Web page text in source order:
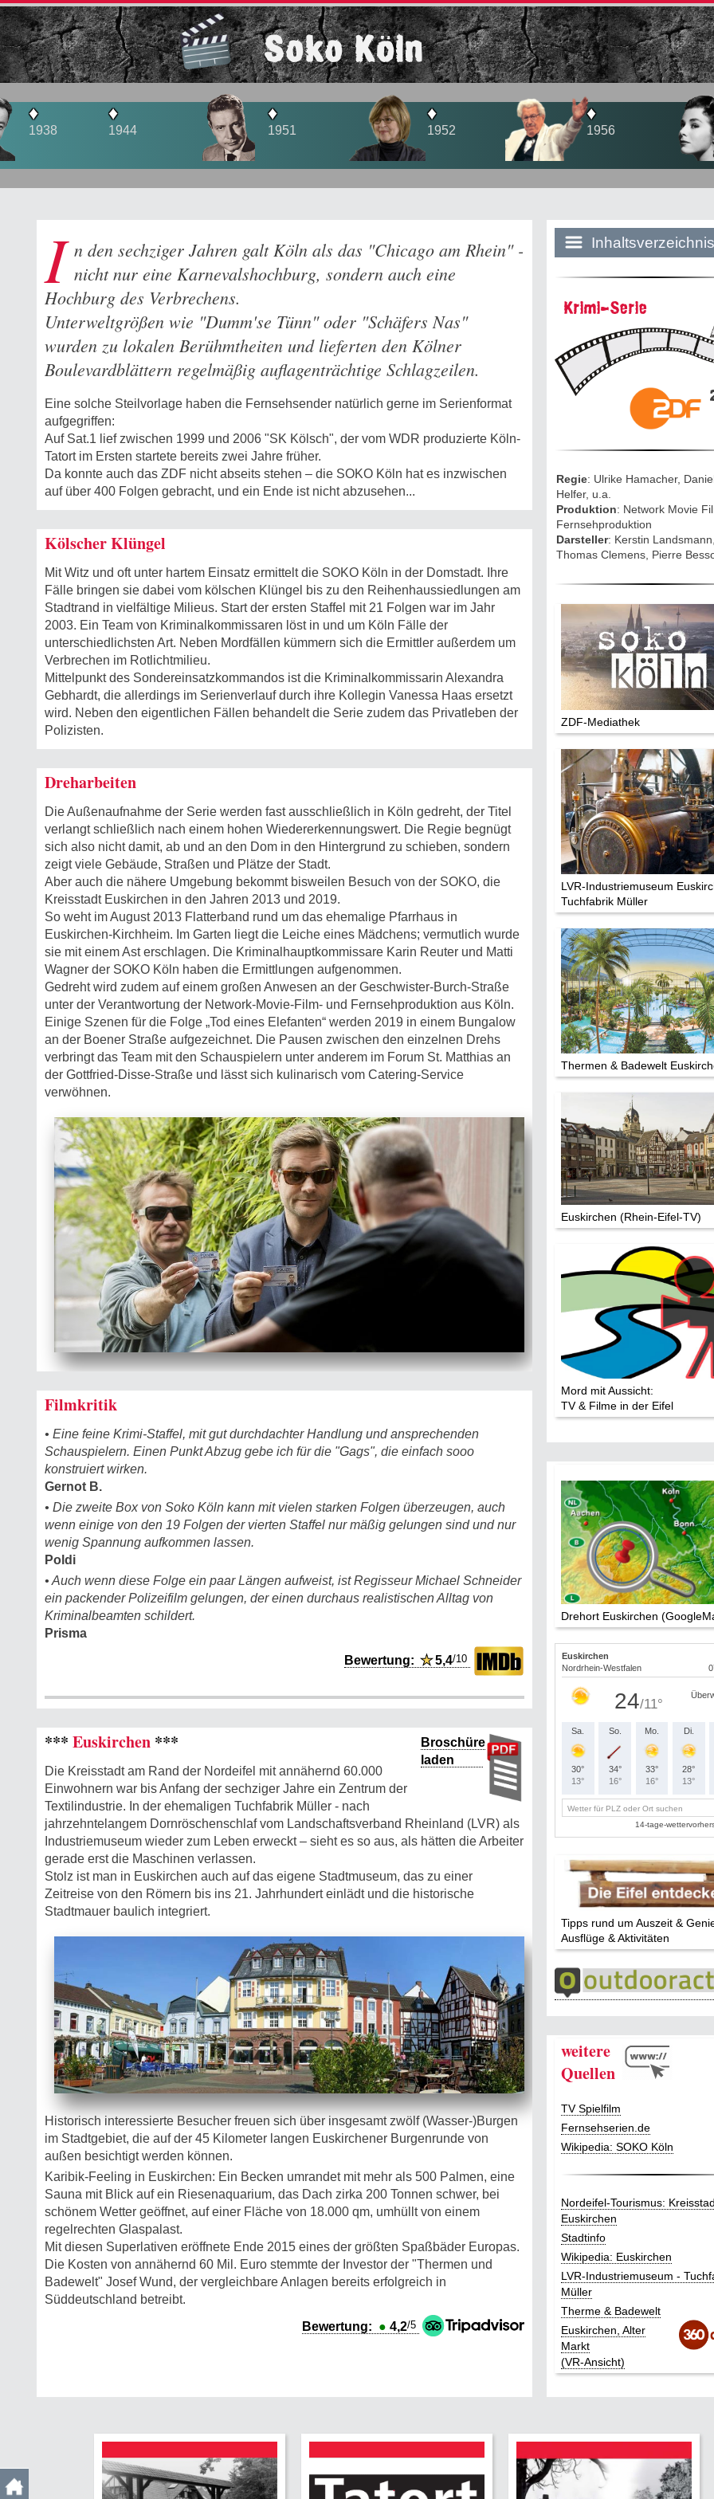
Soko Köln
1944
♦
1951
♦
1952
♦
1956
♦
1958
I n den sechziger Jahren galt Köln als das "Chicago am Rhein" -
nicht nur eine Karnevalshochburg, sondern auch eine
Hochburg des Verbrechens.
Unterweltgrößen wie "Dumm'se Tünn" oder "Schäfers Nas"
wurden zu lokalen Berühmtheiten und lieferten den Kölner
Boulevardblättern regelmäßig auflagenträchtige Schlagzeilen.
Eine solche Steilvorlage haben die Fernsehsender natürlich gerne im Serienformat
aufgegriffen:
Auf Sat.1 lief zwischen 1999 und 2006 "SK Kölsch", der vom WDR produzierte Köln-
Tatort im Ersten startete bereits zwei Jahre früher.
Da konnte auch das ZDF nicht abseits stehen – die SOKO Köln hat es inzwischen
auf über 400 Folgen gebracht, und ein Ende ist nicht abzusehen...
Kölscher Klüngel
Mit Witz und oft unter hartem Einsatz ermittelt die SOKO Köln in der Domstadt. Ihre
Fälle bringen sie dabei vom kölschen Klüngel bis zu den Reihenhaussiedlungen am
Stadtrand in vielfältige Milieus. Start der ersten Staffel mit 21 Folgen war im Jahr
2003. Ein Team von Kriminalkommissaren löst in und um Köln Fälle der
unterschiedlichsten Art. Neben Mordfällen kümmern sich die Ermittler außerdem um
Verbrechen im Rotlichtmilieu.
Mittelpunkt des Sondereinsatzkommandos ist die Kriminalkommissarin Alexandra
Gebhardt, die allerdings im Serienverlauf durch ihre Kollegin Vanessa Haas ersetzt
wird. Neben den eigentlichen Fällen behandelt die Serie zudem das Privatleben der
Polizisten.
Dreharbeiten
Die Außenaufnahme der Serie werden fast ausschließlich in Köln gedreht, der Titel
verlangt schließlich nach einem hohen Wiedererkennungswert. Die Regie begnügt
sich also nicht damit, ab und an den Dom in den Hintergrund zu schieben, sondern
zeigt viele Gebäude, Straßen und Plätze der Stadt.
Aber auch die nähere Umgebung bekommt bisweilen Besuch von der SOKO, die
Kreisstadt Euskirchen in den Jahren 2013 und 2019.
So weht im August 2013 Flatterband rund um das ehemalige Pfarrhaus in
Euskirchen-Kirchheim. Im Garten liegt die Leiche eines Mädchens; vermutlich wurde
sie mit einem Ast erschlagen. Die Kriminalhauptkommissare Karin Reuter und Matti
Wagner der SOKO Köln haben die Ermittlungen aufgenommen.
Gedreht wird zudem auf einem großen Anwesen an der Geschwister-Burch-Straße
unter der Verantwortung der Network-Movie-Film- und Fernsehproduktion aus Köln.
Einige Szenen für die Folge „Tod eines Elefanten“ werden 2019 in einem Bungalow
an der Boener Straße aufgezeichnet. Die Pausen zwischen den einzelnen Drehs
verbringt das Team mit den Schauspielern unter anderem im Forum St. Matthias an
der Gottfried-Disse-Straße und lässt sich kulinarisch vom Catering-Service
verwöhnen.
Filmkritik
• Eine feine Krimi-Staffel, mit gut durchdachter Handlung und ansprechenden
Schauspielern. Einen Punkt Abzug gebe ich für die "Gags", die einfach sooo
konstruiert wirken.
Gernot B.
• Die zweite Box von Soko Köln kann mit vielen starken Folgen überzeugen, auch
wenn einige von den 19 Folgen der vierten Staffel nur mäßig gelungen sind und nur
wenig Spannung aufkommen lassen.
Poldi
• Auch wenn diese Folge ein paar Längen aufweist, ist Regisseur Michael Schneider
ein packender Polizeifilm gelungen, der einen durchaus realistischen Alltag von
Kriminalbeamten schildert.
Prisma
Bewertung:★5,4/10
Broschüre
laden
*** Euskirchen ***
Die Kreisstadt am Rand der Nordeifel mit annähernd 60.000
Einwohnern war bis Anfang der sechziger Jahre ein Zentrum der
Textilindustrie. In der ehemaligen Tuchfabrik Müller - nach
jahrzehntelangem Dornröschenschlaf vom Landschaftsverband Rheinland (LVR) als
Industriemuseum wieder zum Leben erweckt – sieht es so aus, als hätten die Arbeiter
gerade erst die Maschinen verlassen.
Stolz ist man in Euskirchen auch auf das eigene Stadtmuseum, das zu einer
Zeitreise von den Römern bis ins 21. Jahrhundert einlädt und die historische
Stadtmauer baulich integriert.
Historisch interessierte Besucher freuen sich über insgesamt zwölf (Wasser-)Burgen
im Stadtgebiet, die auf der 45 Kilometer langen Euskirchener Burgenrunde von
außen besichtigt werden können.
Karibik-Feeling in Euskirchen: Ein Becken umrandet mit mehr als 500 Palmen, eine
Sauna mit Blick auf ein Riesenaquarium, das Dach zirka 200 Tonnen schwer, bei
schönem Wetter geöffnet, auf einer Fläche von 18.000 qm, umhüllt von einem
regelrechten Glaspalast.
Mit diesen Superlativen eröffnete Ende 2015 eines der größten Spaßbäder Europas.
Die Kosten von annähernd 60 Mil. Euro stemmte der Investor der "Thermen und
Badewelt" Josef Wund, der vergleichbare Anlagen bereits erfolgreich in
Süddeutschland betreibt.
Bewertung: ● 4,2/5
Inhaltsverzeichnis
Historie:
Mythen,
Sightseeing:
Die Eifel
Eifelevents
Eifelkarte:
Drehorte &
Die Autoren
TV & Kino
Die Stars:
Mediathek
Impressum
Datenschutz
Krimi-Serie
Regie: Ulrike Hamacher,
Helfer, u.a.
Produktion: Network Movie
Fernsehproduktion
Darsteller: Kerstin
Thomas Clemens, Pierre
ZDF-Mediathek
LVR-Industriemuseum
Tuchfabrik Müller
Thermen & Badewelt
Euskirchen (Rhein-Eifel-TV)
Mord mit Aussicht:
TV & Filme in der Eifel
Drehort Euskirchen
Tipps rund um Auszeit &
Ausflüge & Aktivitäten
weitere
Quellen
TV Spielfilm
Fernsehserien.de
Wikipedia: SOKO Köln
Nordeifel-Tourismus:
Euskirchen
Stadtinfo
Wikipedia: Euskirchen
LVR-Industriemuseum -
Müller
Therme & Badewelt
Euskirchen, Alter
Markt
(VR-Ansicht)